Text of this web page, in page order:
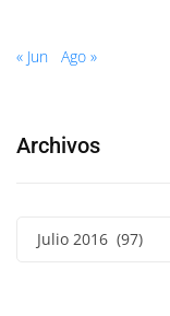
« Jun Ago »
Archivos
Julio 2016 (97)